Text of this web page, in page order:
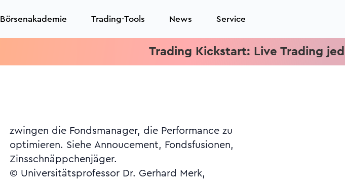
Börsenakademie Trading-Tools News Service
Trading Kickstart: Live Trading jeden
Zinsschnäppchenjäger.
© Universitätsprofessor Dr. Gerhard Merk,